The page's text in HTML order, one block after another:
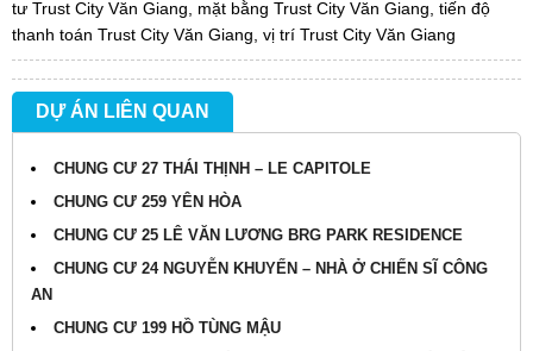
tư Trust City Văn Giang, mặt bằng Trust City Văn Giang, tiến độ
thanh toán Trust City Văn Giang, vị trí Trust City Văn Giang
DỰ ÁN LIÊN QUAN
CHUNG CƯ 27 THÁI THỊNH – LE CAPITOLE
CHUNG CƯ 259 YÊN HÒA
CHUNG CƯ 25 LÊ VĂN LƯƠNG BRG PARK RESIDENCE
CHUNG CƯ 24 NGUYỄN KHUYẾN – NHÀ Ở CHIẾN SĨ CÔNG
AN
CHUNG CƯ 199 HỒ TÙNG MẬU